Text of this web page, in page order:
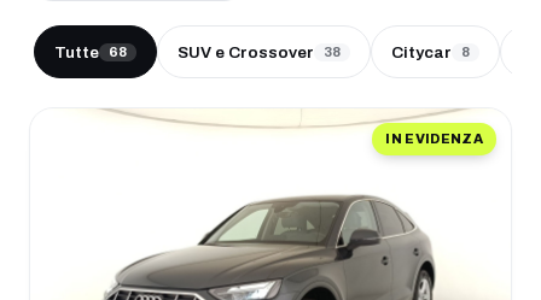
Tutte 68 SUV e Crossover 38 Citycar 8
IN EVIDENZA